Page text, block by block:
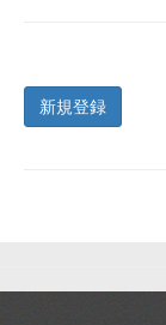
新規登録